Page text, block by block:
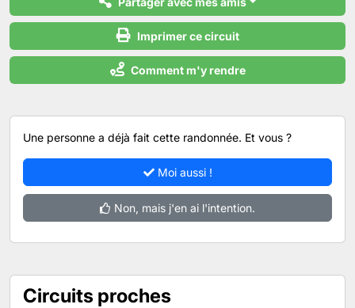
Imprimer ce circuit
Comment m'y rendre
Une personne a déjà fait cette randonnée. Et vous ?
Moi aussi !
Non, mais j'en ai l'intention.
Circuits proches